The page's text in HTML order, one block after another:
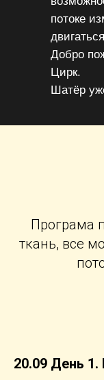
потоке
Добро
Цирк.
Шатёр
Програма
ткань, все
20.09 День